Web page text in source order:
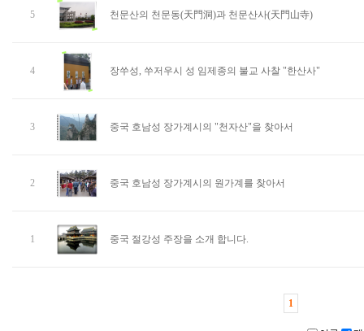
5 천문산의 천문동(天門洞)과 천문산사(天門山寺)
4 장쑤성, 쑤저우시 성 임제종의 불교 사찰 "한산사"
3 중국 호남성 장가계시의 "천자산"을 찾아서
2 중국 호남성 장가계시의 원가계를 찾아서
1 중국 절강성 주장을 소개 합니다.
1